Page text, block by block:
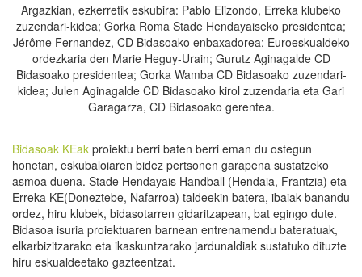
Argazkian, ezkerretik eskubira: Pablo Elizondo, Erreka klubeko
zuzendari-kidea; Gorka Roma Stade Hendayaiseko presidentea;
Jérôme Fernandez, CD Bidasoako enbaxadorea; Euroeskualdeko
ordezkaria den Marie Heguy-Urain; Gurutz Aginagalde CD
Bidasoako presidentea; Gorka Wamba CD Bidasoako zuzendari-
kidea; Julen Aginagalde CD Bidasoako kirol zuzendaria eta Gari
Garagarza, CD Bidasoako gerentea.
Bidasoak KEak proiektu berri baten berri eman du ostegun
honetan, eskubaloiaren bidez pertsonen garapena sustatzeko
asmoa duena. Stade Hendayais Handball (Hendaia, Frantzia) eta
Erreka KE(Doneztebe, Nafarroa) taldeekin batera, ibaiak banandu
ordez, hiru klubek, bidasotarren gidaritzapean, bat egingo dute.
Bidasoa isuria proiektuaren barnean entrenamendu bateratuak,
elkarbizitzarako eta ikaskuntzarako jardunaldiak sustatuko dituzte
hiru eskualdeetako gazteentzat.